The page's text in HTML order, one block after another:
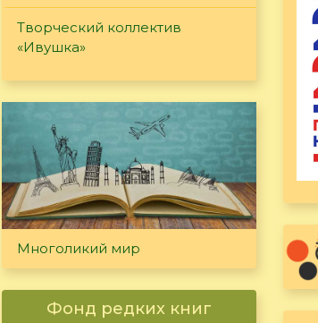
Творческий коллектив
«Ивушка»
Многоликий мир
Фонд редких книг